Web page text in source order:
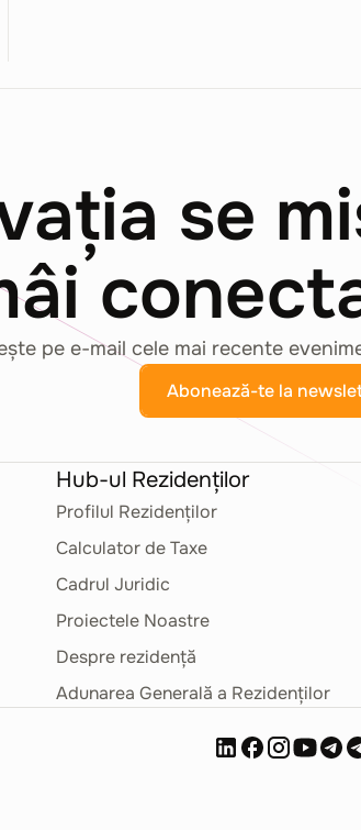
se
pe e-mail cele mai recente
Abonează-te la
Hub-ul Rezidenților
Profilul Rezidenților
Calculator de Taxe
Cadrul Juridic
Proiectele Noastre
Despre rezidență
Adunarea Generală a Rezidenților